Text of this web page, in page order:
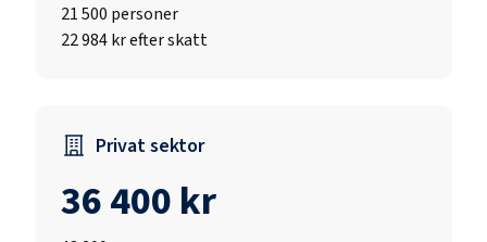
21 500 personer
22 984 kr efter skatt
Privat sektor
36 400 kr